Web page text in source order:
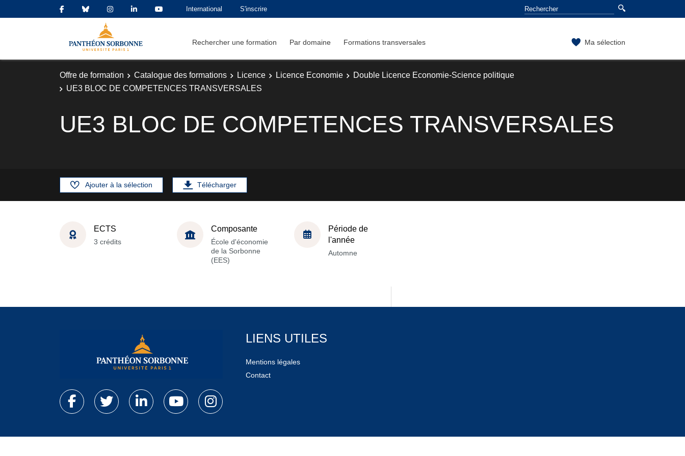
International S'inscrire
Rechercher une formation Par domaine Formations transversales Ma sélection
Offre de formation Catalogue des formations Licence Licence Economie
Double Licence Economie-Science politique
UE3 BLOC DE COMPETENCES TRANSVERSALES
UE3 BLOC DE COMPETENCES TRANSVERSALES
Ajouter à la sélection Télécharger
ECTS
3 crédits
Composante
École d'économie
de la Sorbonne
(EES)
Période de
l'année
Automne
LIENS UTILES
Mentions légales
Contact